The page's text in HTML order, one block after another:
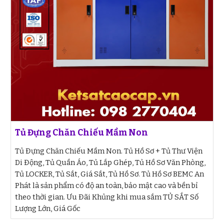
Tủ Đựng Chăn Chiếu Mầm Non
Tủ Đựng Chăn Chiếu Mầm Non. Tủ Hồ Sơ + Tủ Thư Viện
Di Động, Tủ Quần Áo, Tủ Lắp Ghép, Tủ Hồ Sơ Văn Phòng,
Tủ LOCKER, Tủ Sắt, Giá Sắt, Tủ Hồ Sơ. Tủ Hồ Sơ BEMC An
Phát là sản phẩm có độ an toàn, bảo mật cao và bền bỉ
theo thời gian. Ưu Đãi Khủng khi mua sắm TỦ SẮT Số
Lượng Lớn, Giá Gốc